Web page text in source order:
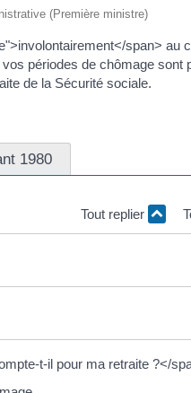
(Première ministre)
span> au
périodes de chômage sont
de la Sécurité sociale.
1980
Tout replier
t-il pour ma retraite ?</